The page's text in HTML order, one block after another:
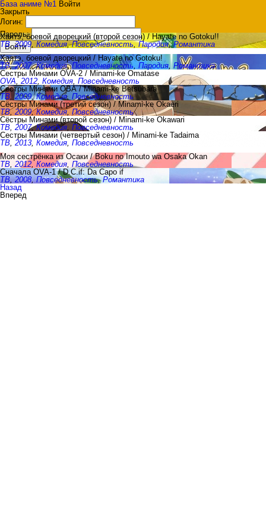
База аниме №1 Войти
Закрыть
Логин:
Пароль:
Войти
Хаятэ, боевой дворецкий (второй сезон) / Hayate no Gotoku!!
ТВ,2009, Комедия,Повседневность,Пародия,Романтика
Хаятэ, боевой дворецкий / Hayate no Gotoku!
ТВ,2007,Комедия,Повседневность, Пародия,Романтика
Сестры Минами OVA-2 / Minami-ke Omatase
OVA, 2012, Комедия, Повседневность
Сестры Минами ОВА / Minami-ke Betsubara
ТВ,2009,Комедия, Повседневность
Сёстры Минами (третий сезон) / Minami-ke Okaeri
ТВ,2009,Комедия, Повседневность
Сёстры Минами (второй сезон) / Minami-ke Okawari
ТВ, 2007,Комедия, Повседневность
Сестры Минами (четвертый сезон) / Minami-ke Tadaima
ТВ, 2013, Комедия, Повседневность
Моя сестрёнка из Осаки / Boku no Imouto wa Osaka Okan
ТВ, 2012, Комедия, Повседневность
Сначала OVA-1 / D.C.if: Da Capo if
ТВ,2008,Повседневность,Романтика
Назад
Вперед